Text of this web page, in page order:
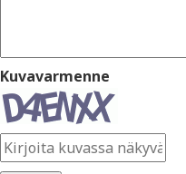
Kuvavarmenne